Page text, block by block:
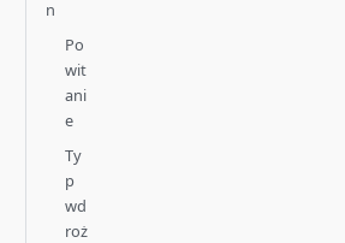
n
Po
wit
ani
e
Ty
p
wd
roż